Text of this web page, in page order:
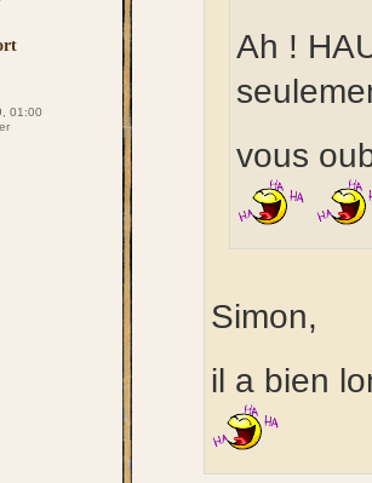
01:00
Ah !
vous
Simon,
il a bien